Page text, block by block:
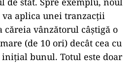
va aplica unei tranzacții
vânzătorul câștigă o
(de 10 ori) decât cea cu
bunul. Totul este doar